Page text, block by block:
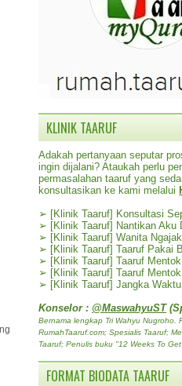
KLINIK TAARUF
Adakah pertanyaan seputar
ingin dijalani? Ataukah perlu
permasalahan taaruf yang
konsultasikan ke kami melalui
➢ [Klinik Taaruf] Konsultasi
➢ [Klinik Taaruf] Nantikan Aku
➢ [Klinik Taaruf] Wanita
➢ [Klinik Taaruf] Taaruf Pakai
➢ [Klinik Taaruf] Taaruf
➢ [Klinik Taaruf] Taaruf
➢ [Klinik Taaruf] Jangka
Konselor : @MaswahyuST
Bernama lengkap Tri Wahyu Nugroho.
RumahTaaruf.com; Spesialis Taaruf;
Taaruf; Penulis buku "12 Weeks To Get
FORMAT BIODATA TAARUF